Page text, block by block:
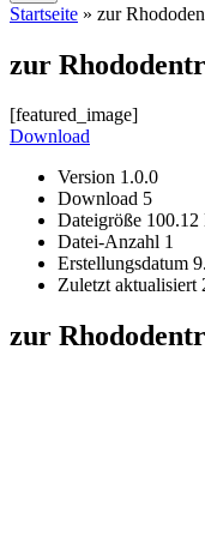
Startseite » zur
zur
[featured_image]
Download
Version 1.0.0
Download 5
Dateigröße
Datei-Anzahl 1
Erstellungsdatum
Zuletzt aktualisiert
zur